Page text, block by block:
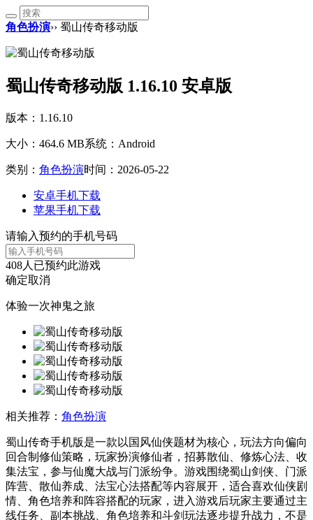
角色扮演›› 蜀山传奇移动版
蜀山传奇移动版 1.16.10 安卓版
版本：1.16.10
大小：464.6 MB系统：Android
类别： 角色扮演时间：2026-05-22
安卓手机下载
苹果手机下载
请输入预约的手机号码
408人已预约此游戏
确定取消
体验一次神鬼之旅
相关推荐： 角色扮演
蜀山传奇手机版是一款以国风仙侠题材为核心，玩法方向偏向
回合制修仙策略，玩家扮演修仙者，招募散仙、修炼心法、收
集法宝，参与仙魔大战与门派纷争。游戏围绕蜀山剑侠、门派
阵营、散仙养成、法宝心法搭配等内容展开，适合喜欢仙侠剧
情、角色培养和阵容搭配的玩家，进入游戏后玩家主要通过主
线任务、副本挑战、角色培养和斗剑玩法逐步提升战力，不是